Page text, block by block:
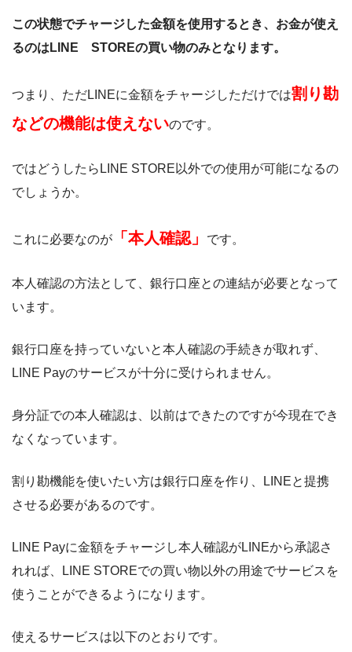
この状態でチャージした金額を使用するとき、お金が使え
るのはLINE STOREの買い物のみとなります。
つまり、ただLINEに金額をチャージしただけでは割り勘
などの機能は使えないのです。
ではどうしたらLINE STORE以外での使用が可能になるの
でしょうか。
これに必要なのが 「本人確認」 です。
本人確認の方法として、銀行口座との連結が必要となって
います。
銀行口座を持っていないと本人確認の手続きが取れず、
LINE Payのサービスが十分に受けられません。
身分証での本人確認は、以前はできたのですが今現在でき
なくなっています。
割り勘機能を使いたい方は銀行口座を作り、LINEと提携
させる必要があるのです。
L INE Payに金額をチャージし本人確認がLINEから承認さ
れれば、LINE STOREでの買い物以外の用途でサービスを
使うことができるようになります。
使えるサービスは以下のとおりです。